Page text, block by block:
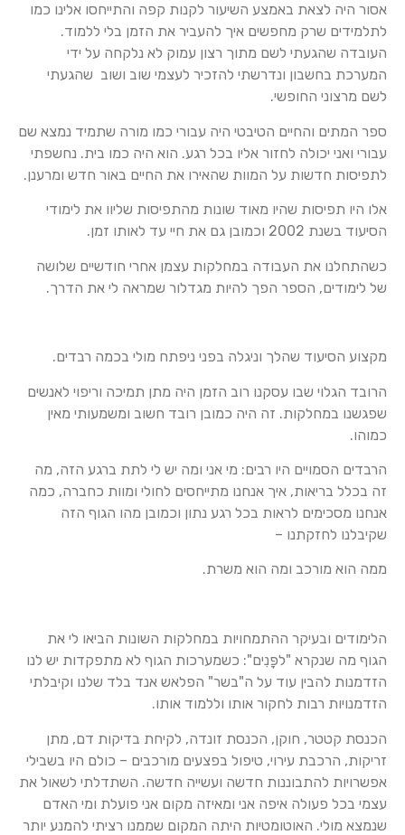
אסור היה לצאת באמצע השיעור לקנות קפה והתייחסו אלינו כמו
לתלמידים שרק מחפשים איך להעביר את הזמן בלי ללמוד.
העובדה שהגעתי לשם מתוך רצון עמוק לא נלקחה על ידי
המערכת בחשבון ונדרשתי להזכיר לעצמי שוב ושוב שהגעתי
לשם מרצוני החופשי.
ספר המתים והחיים הטיבטי היה עבורי כמו מורה שתמיד נמצא שם
עבורי ואני יכולה לחזור אליו בכל רגע. הוא היה כמו בית. נחשפתי
לתפיסות חדשות על המוות שהאירו את החיים באור חדש ומרענן.
אלו היו תפיסות שהיו מאוד שונות מהתפיסות שליוו את לימודי
הסיעוד בשנת 2002 וכמובן גם את חיי עד לאותו זמן.
כשהתחלנו את העבודה במחלקות עצמן אחרי חודשיים שלושה
של לימודים, הספר הפך להיות מגדלור שמראה לי את הדרך.
מקצוע הסיעוד שהלך וניגלה בפני ניפתח מולי בכמה רבדים.
הרובד הגלוי שבו עסקנו רוב הזמן היה מתן תמיכה וריפוי לאנשים
שפגשנו במחלקות. זה היה כמובן רובד חשוב ומשמעותי מאין
כמוהו.
הרבדים הסמויים היו רבים: מי אני ומה יש לי לתת ברגע הזה, מה
זה בכלל בריאות, איך אנחנו מתייחסים לחולי ומוות כחברה, כמה
אנחנו מסכימים לראות בכל רגע נתון וכמובן מהו הגוף הזה
שקיבלנו לחזקתנו –
ממה הוא מורכב ומה הוא משרת.
הלימודים ובעיקר ההתמחויות במחלקות השונות הביאו לי את
הגוף מה שנקרא "לפָּנִים": כשמערכות הגוף לא מתפקדות יש לנו
הזדמנות להבין עוד על ה"בשר" הפלאש אנד בלד שלנו וקיבלתי
הזדמנויות רבות לחקור אותו וללמוד אותו.
הכנסת קטטר, חוקן, הכנסת זונדה, לקיחת בדיקות דם, מתן
זריקות, הרכבת עירוי, טיפול בפצעים מורכבים – כולם היו בשבילי
אפשרויות להתבוננות חדשה ועשייה חדשה. השתדלתי לשאול את
עצמי בכל פעולה איפה אני ומאיזה מקום אני פועלת ומי האדם
שנמצא מולי. האוטומטיות היתה המקום שממנו רציתי להמנע יותר